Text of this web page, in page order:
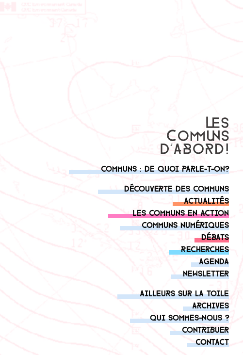
Communs : de quoi parle-t-on?
Découverte des communs
Actualités
Les communs en action
Communs numériques
Débats
Recherches
Agenda
Newsletter
Ailleurs sur la toile
Archives
Qui sommes-nous ?
Contribuer
Contact